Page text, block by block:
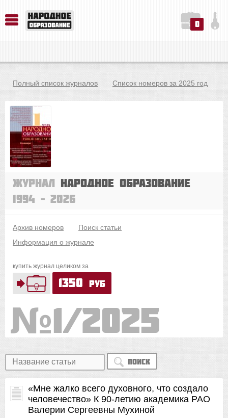
0
Полный список журналов Список номеров за 2025 год
Журнал Народное образование
1994 – 2026
Архив номеров
Поиск статьи
Информация о журнале
купить журнал целиком за
1350 руб
1/2025
Поиск
«Мне жалко всего духовного, что создало
человечество» К 90-летию академика РАО
Валерии Сергеевны Мухиной